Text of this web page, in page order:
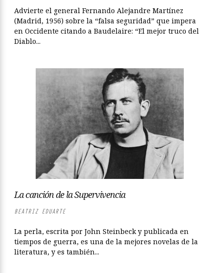
Advierte el general Fernando Alejandre Martínez
(Madrid, 1956) sobre la “falsa seguridad” que impera
en Occidente citando a Baudelaire: “El mejor truco del
Diablo...
La canción de la Supervivencia
BEATRIZ EDUARTE
La perla, escrita por John Steinbeck y publicada en
tiempos de guerra, es una de la mejores novelas de la
literatura, y es también...